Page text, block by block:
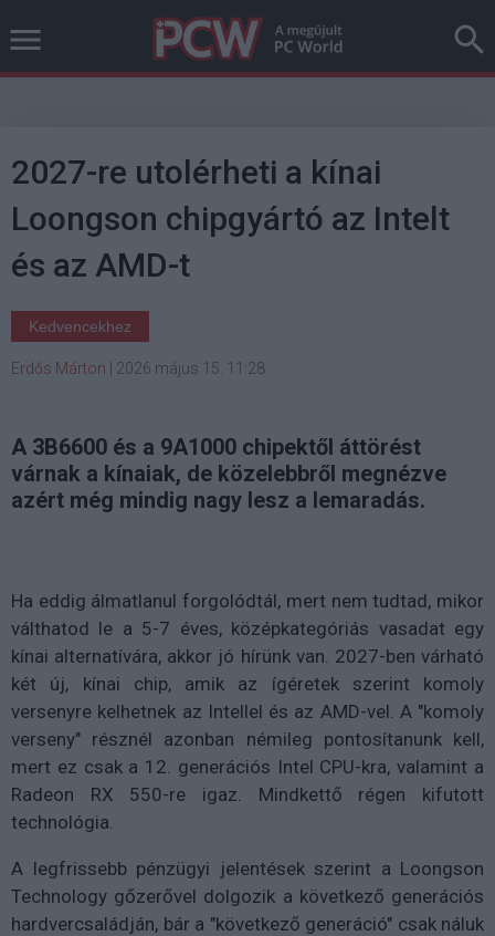
2027-re utolérheti a kínai
Loongson chipgyártó az Intelt
és az AMD-t
Kedvencekhez
Erdős Márton 2026 május 15. 11:28
A 3B6600 és a 9A1000 chipektől áttörést
várnak a kínaiak, de közelebbről megnézve
azért még mindig nagy lesz a lemaradás.
Ha eddig álmatlanul forgolódtál, mert nem tudtad, mikor
válthatod le a 5-7 éves, középkategóriás vasadat egy
kínai alternatívára, akkor jó hírünk van. 2027-ben várható
két új, kínai chip, amik az ígéretek szerint komoly
versenyre kelhetnek az Intellel és az AMD-vel. A "komoly
verseny" résznél azonban némileg pontosítanunk kell,
mert ez csak a 12. generációs Intel CPU-kra, valamint a
Radeon RX 550-re igaz. Mindkettő régen kifutott
technológia.
A legfrissebb pénzügyi jelentések szerint a Loongson
Technology gőzerővel dolgozik a következő generációs
hardvercsaládján, bár a "következő generáció" csak náluk